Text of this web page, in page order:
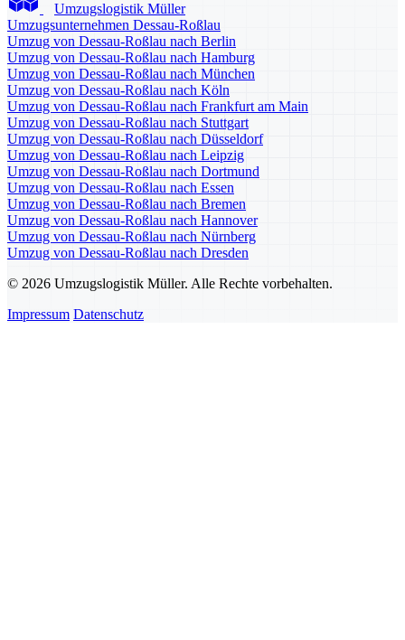
Umzugslogistik Müller
Umzugsunternehmen Dessau-Roßlau
Umzug von Dessau-Roßlau nach Berlin
Umzug von Dessau-Roßlau nach Hamburg
Umzug von Dessau-Roßlau nach München
Umzug von Dessau-Roßlau nach Köln
Umzug von Dessau-Roßlau nach Frankfurt am Main
Umzug von Dessau-Roßlau nach Stuttgart
Umzug von Dessau-Roßlau nach Düsseldorf
Umzug von Dessau-Roßlau nach Leipzig
Umzug von Dessau-Roßlau nach Dortmund
Umzug von Dessau-Roßlau nach Essen
Umzug von Dessau-Roßlau nach Bremen
Umzug von Dessau-Roßlau nach Hannover
Umzug von Dessau-Roßlau nach Nürnberg
Umzug von Dessau-Roßlau nach Dresden
© 2026 Umzugslogistik Müller. Alle Rechte vorbehalten.
Impressum Datenschutz